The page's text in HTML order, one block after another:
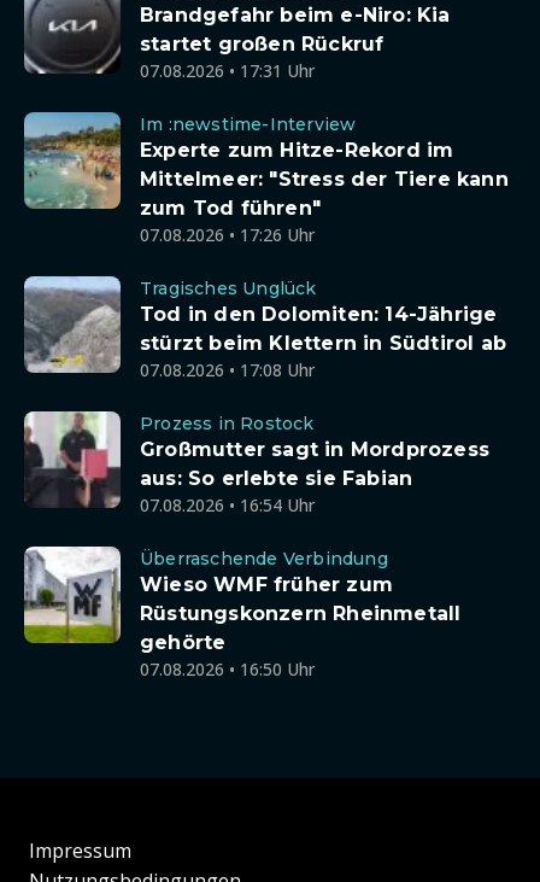
Brandgefahr beim e-Niro: Kia
startet großen Rückruf
07.08.2026 • 17:31 Uhr
Im :newstime-Interview
Experte zum Hitze-Rekord im
Mittelmeer: "Stress der Tiere kann
zum Tod führen"
07.08.2026 • 17:26 Uhr
Tragisches Unglück
Tod in den Dolomiten: 14-Jährige
stürzt beim Klettern in Südtirol ab
07.08.2026 • 17:08 Uhr
Prozess in Rostock
Großmutter sagt in Mordprozess
aus: So erlebte sie Fabian
07.08.2026 • 16:54 Uhr
Überraschende Verbindung
Wieso WMF früher zum
Rüstungskonzern Rheinmetall
gehörte
07.08.2026 • 16:50 Uhr
Impressum